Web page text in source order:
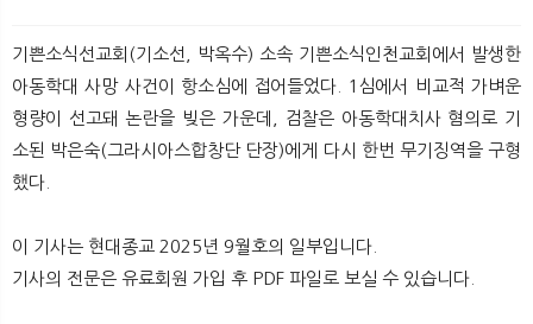
기쁜소식선교회(기소선, 박옥수) 소속 기쁜소식인천교회에서 발생한
아동학대 사망 사건이 항소심에 접어들었다. 1심에서 비교적 가벼운
형량이 선고돼 논란을 빚은 가운데, 검찰은 아동학대치사 혐의로 기
소된 박은숙(그라시아스합창단 단장)에게 다시 한번 무기징역을 구형
했다.
이 기사는 현대종교 2025년 9월호의 일부입니다.
기사의 전문은 유료회원 가입 후 PDF 파일로 보실 수 있습니다.